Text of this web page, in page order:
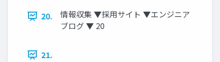
20.
情報収集 ▼採用サイト ▼エンジニア
ブログ ▼ 20
21.